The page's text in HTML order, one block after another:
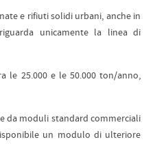
e rifiuti solidi urbani, anche in
unicamente la linea di
le 25.000 e le 50.000 ton/anno,
da moduli standard commerciali
un modulo di ulteriore